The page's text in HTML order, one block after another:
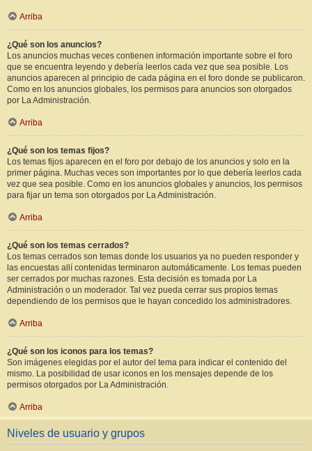
Arriba
¿Qué son los anuncios?
Los anuncios muchas veces contienen información importante sobre el foro
que se encuentra leyendo y debería leerlos cada vez que sea posible. Los
anuncios aparecen al principio de cada página en el foro donde se publicaron.
Como en los anuncios globales, los permisos para anuncios son otorgados
por La Administración.
Arriba
¿Qué son los temas fijos?
Los temas fijos aparecen en el foro por debajo de los anuncios y solo en la
primer página. Muchas veces son importantes por lo que debería leerlos cada
vez que sea posible. Como en los anuncios globales y anuncios, los permisos
para fijar un tema son otorgados por La Administración.
Arriba
¿Qué son los temas cerrados?
Los temas cerrados son temas donde los usuarios ya no pueden responder y
las encuestas allí contenidas terminaron automáticamente. Los temas pueden
ser cerrados por muchas razones. Esta decisión es tomada por La
Administración o un moderador. Tal vez pueda cerrar sus propios temas
dependiendo de los permisos que le hayan concedido los administradores.
Arriba
¿Qué son los iconos para los temas?
Son imágenes elegidas por el autor del tema para indicar el contenido del
mismo. La posibilidad de usar iconos en los mensajes depende de los
permisos otorgados por La Administración.
Arriba
Niveles de usuario y grupos